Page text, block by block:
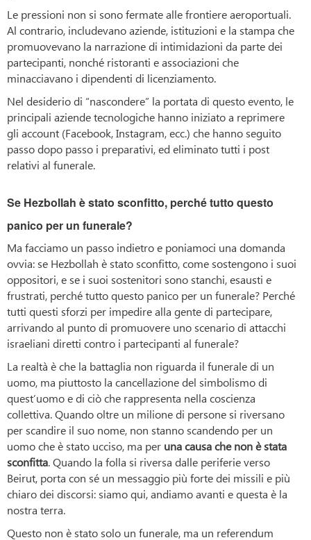
Le pressioni non si sono fermate alle frontiere aeroportuali.
Al contrario, includevano aziende, istituzioni e la stampa che
promuovevano la narrazione di intimidazioni da parte dei
partecipanti, nonché ristoranti e associazioni che
minacciavano i dipendenti di licenziamento.
Nel desiderio di “nascondere” la portata di questo evento, le
principali aziende tecnologiche hanno iniziato a reprimere
gli account (Facebook, Instagram, ecc.) che hanno seguito
passo dopo passo i preparativi, ed eliminato tutti i post
relativi al funerale.
Se Hezbollah è stato sconfitto, perché tutto questo
panico per un funerale?
Ma facciamo un passo indietro e poniamoci una domanda
ovvia: se Hezbollah è stato sconfitto, come sostengono i suoi
oppositori, e se i suoi sostenitori sono stanchi, esausti e
frustrati, perché tutto questo panico per un funerale? Perché
tutti questi sforzi per impedire alla gente di partecipare,
arrivando al punto di promuovere uno scenario di attacchi
israeliani diretti contro i partecipanti al funerale?
La realtà è che la battaglia non riguarda il funerale di un
uomo, ma piuttosto la cancellazione del simbolismo di
quest’uomo e di ciò che rappresenta nella coscienza
collettiva. Quando oltre un milione di persone si riversano
per scandire il suo nome, non stanno scandendo per un
uomo che è stato ucciso, ma per una causa che non è stata
sconfitta. Quando la folla si riversa dalle periferie verso
Beirut, porta con sé un messaggio più forte dei missili e più
chiaro dei discorsi: siamo qui, andiamo avanti e questa è la
nostra terra.
Questo non è stato solo un funerale, ma un referendum